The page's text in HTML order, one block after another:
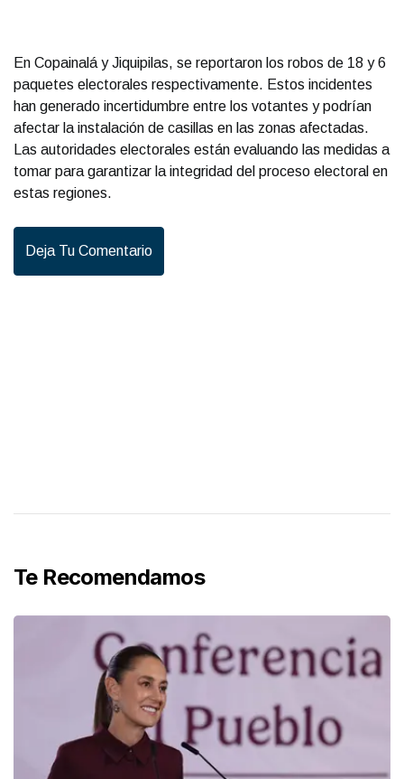
En Copainalá y Jiquipilas, se reportaron los robos de 18 y 6
paquetes electorales respectivamente. Estos incidentes
han generado incertidumbre entre los votantes y podrían
afectar la instalación de casillas en las zonas afectadas.
Las autoridades electorales están evaluando las medidas a
tomar para garantizar la integridad del proceso electoral en
estas regiones.
Deja Tu Comentario
Te Recomendamos